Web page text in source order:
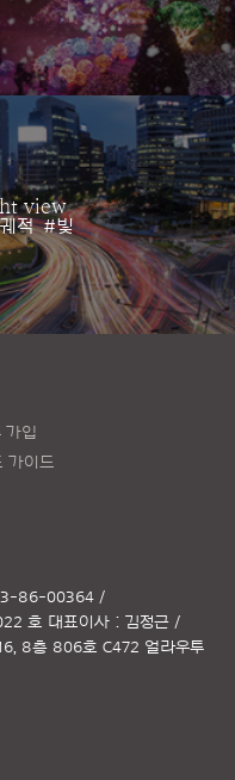
view
적 #빛
가입
가이드
86-00364 /
호 대표이사 : 김정근 /
8층 806호 C472 얼라우투